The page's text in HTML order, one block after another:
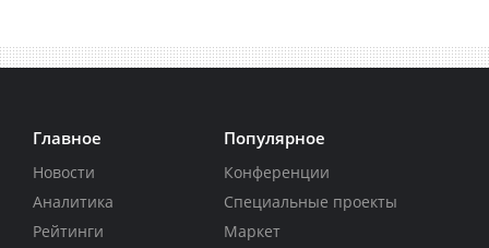
Главное
Новости
Аналитика
Рейтинги
Популярное
Конференции
Специальные проекты
Маркет